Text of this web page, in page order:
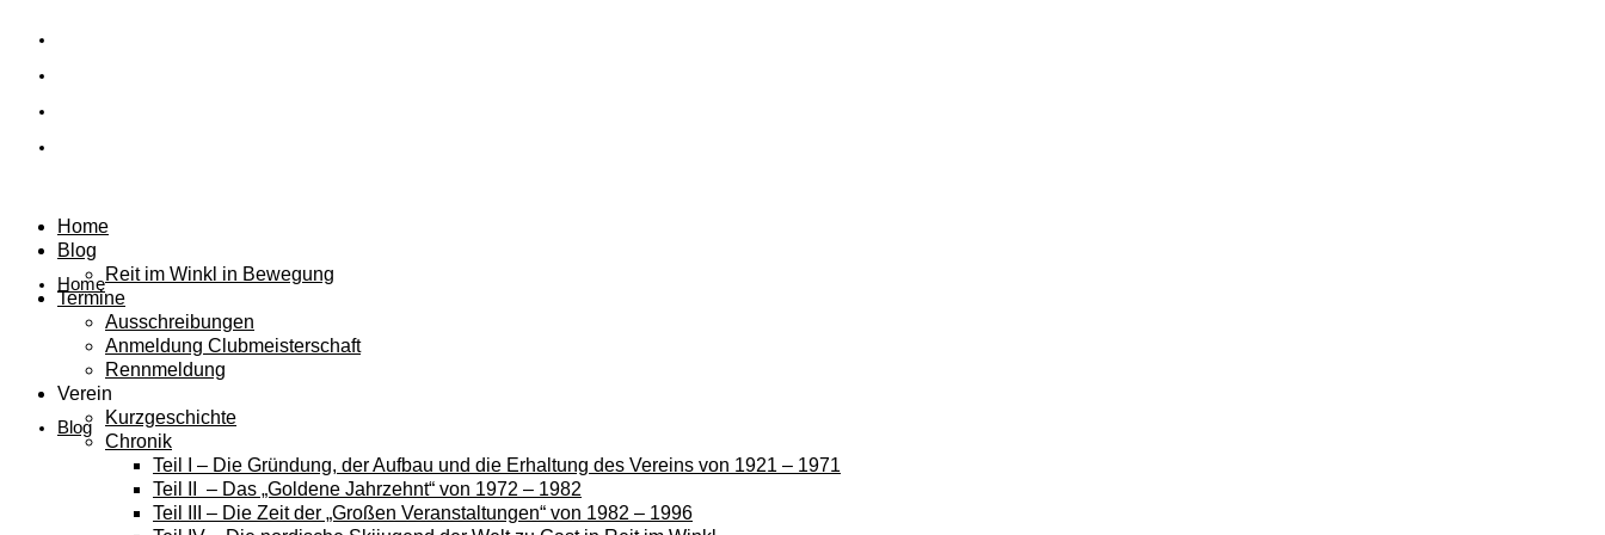
Home
Blog
Home
Blog
Reit im Winkl in Bewegung
Termine
Ausschreibungen
Anmeldung Clubmeisterschaft
Rennmeldung
Verein
Kurzgeschichte
Chronik
Teil I – Die Gründung, der Aufbau und die Erhaltung des Vereins von 1921 – 1971
Teil II – Das „Goldene Jahrzehnt“ von 1972 – 1982
Teil III – Die Zeit der „Großen Veranstaltungen“ von 1982 – 1996